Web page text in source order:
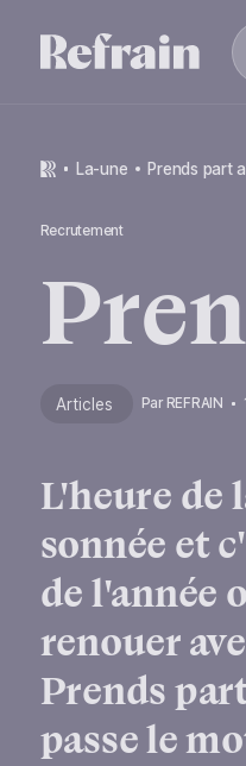
la-une Prends part
Recrutement
Articles Par REFRAIN
L'heure de
sonnée et
de l'année
renouer
Prends
passe le